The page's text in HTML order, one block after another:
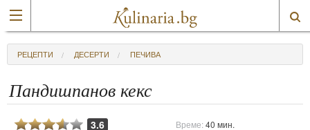
РЕЦЕПТИ ДЕСЕРТИ ПЕЧИВА
Пандишпанов кекс
3.6 Време:40 мин.